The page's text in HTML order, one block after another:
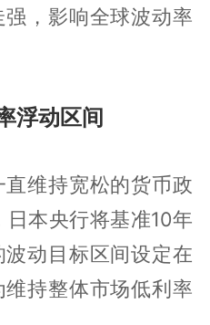
，影响全球波动率
浮动区间
维持宽松的货币政
本央行将基准10年
动目标区间设定在
持整体市场低利率